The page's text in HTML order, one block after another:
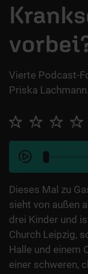
ÜBER UNS
Vierte Podcast-
Priska Lachmann.
Dieses Mal zu
sieht von außen
drei Kinder und
Church Leipzig,
Halle und einem
einer schweren,